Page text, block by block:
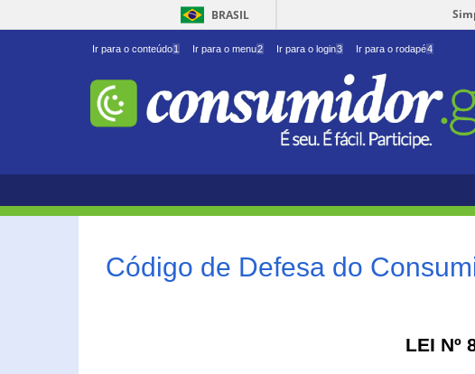
BRASIL
Ir para o conteúdo1 Ir para o menu2 Ir para o login3 Ir para o rodapé4
Código de Defesa do
LEI Nº